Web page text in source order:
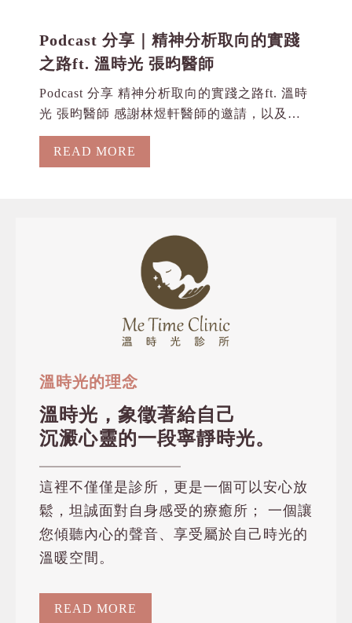
Podcast 分享｜精神分析取向的實踐
之路ft. 溫時光 張昀醫師
Podcast 分享 精神分析取向的實踐之路ft. 溫時
光 張昀醫師 感謝林煜軒醫師的邀請，以及
《探索大腦的會談地圖》與《醫知彼》團隊，
讓我們能夠在這個專業平台上，分享 張昀醫師
READ MORE
溫時光的理念
溫時光，象徵著給自己
沉澱心靈的一段寧靜時光。
這裡不僅僅是診所，更是一個可以安心放
鬆，坦誠面對自身感受的療癒所； 一個讓
您傾聽內心的聲音、享受屬於自己時光的
溫暖空間。
READ MORE